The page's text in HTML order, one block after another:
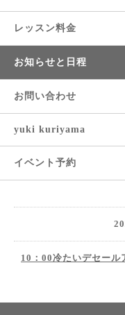
レッスン料金
お知らせと日程
お問い合わせ
yuki kuriyama
イベント予約
10：00冷たいデセール